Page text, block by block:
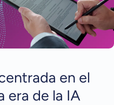
IA
en el contexto
de la gestión
de Microsoft esen el
era de la IA